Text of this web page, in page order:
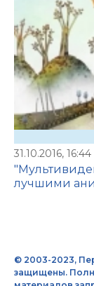
31.10.2016, 16:44
лучшими
© 2003-2023,
защищены.